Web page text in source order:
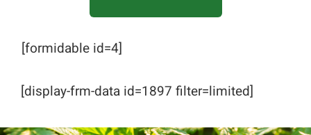
[formidable id=4]
[display-frm-data id=1897 filter=limited]